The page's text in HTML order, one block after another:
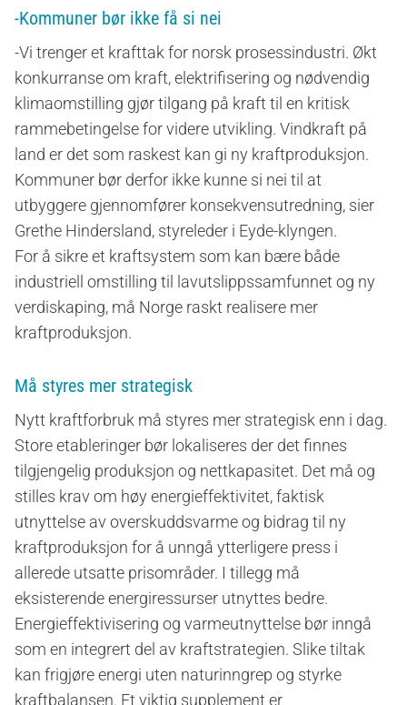
-Kommuner bør ikke få si nei
-Vi trenger et krafttak for norsk prosessindustri. Økt
konkurranse om kraft, elektrifisering og nødvendig
klimaomstilling gjør tilgang på kraft til en kritisk
rammebetingelse for videre utvikling. Vindkraft på
land er det som raskest kan gi ny kraftproduksjon.
Kommuner bør derfor ikke kunne si nei til at
utbyggere gjennomfører konsekvensutredning, sier
Grethe Hindersland, styreleder i Eyde-klyngen.
For å sikre et kraftsystem som kan bære både
industriell omstilling til lavutslippssamfunnet og ny
verdiskaping, må Norge raskt realisere mer
kraftproduksjon.
Må styres mer strategisk
Nytt kraftforbruk må styres mer strategisk enn i dag.
Store etableringer bør lokaliseres der det finnes
tilgjengelig produksjon og nettkapasitet. Det må og
stilles krav om høy energieffektivitet, faktisk
utnyttelse av overskuddsvarme og bidrag til ny
kraftproduksjon for å unngå ytterligere press i
allerede utsatte prisområder. I tillegg må
eksisterende energiressurser utnyttes bedre.
Energieffektivisering og varmeutnyttelse bør inngå
som en integrert del av kraftstrategien. Slike tiltak
kan frigjøre energi uten naturinngrep og styrke
kraftbalansen. Et viktig supplement er